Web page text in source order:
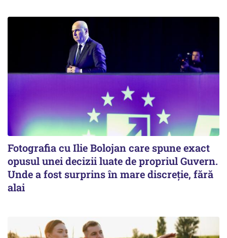
Fotografia cu Ilie Bolojan care spune exact
opusul unei decizii luate de propriul Guvern.
Unde a fost surprins în mare discreție, fără
alai